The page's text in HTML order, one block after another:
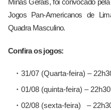
Jogos Pan-Americanos de
Quadra Masculino.
Confira os jogos:
31/07 (Quarta-feira) –
01/08 (quinta-feira) –
02/08 (sexta-feira) –